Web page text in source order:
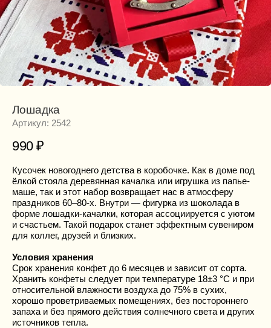
Лошадка
Артикул: 2542
990 ₽
Кусочек новогоднего детства в коробочке. Как в доме под
ёлкой стояла деревянная качалка или игрушка из папье-
маше, так и этот набор возвращает нас в атмосферу
праздников 60–80-х. Внутри — фигурка из шоколада в
форме лошадки-качалки, которая ассоциируется с уютом
и счастьем. Такой подарок станет эффектным сувениром
для коллег, друзей и близких.
Условия хранения
Срок хранения конфет до 6 месяцев и зависит от сорта.
Хранить конфеты следует при температуре 18±3 °С и при
относительной влажности воздуха до 75% в сухих,
хорошо проветриваемых помещениях, без постороннего
запаха и без прямого действия солнечного света и других
источников тепла.